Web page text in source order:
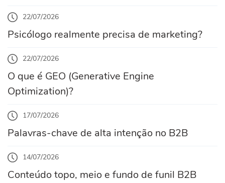
22/07/2026
Psicólogo realmente precisa de marketing?
22/07/2026
O que é GEO (Generative Engine
Optimization)?
17/07/2026
Palavras-chave de alta intenção no B2B
14/07/2026
Conteúdo topo, meio e fundo de funil B2B